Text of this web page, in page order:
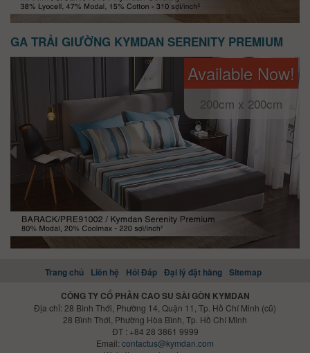
GA TRẢI GIƯỜNG KYMDAN SERENITY PREMIUM
Available Now!
200cm x 200cm
Trang chủ Liên hệ Hỏi Đáp Đại lý đặt hàng Sitemap
CÔNG TY CỔ PHẦN CAO SU SÀI GÒN KYMDAN
Địa chỉ: 28 Bình Thới, Phường 14, Quận 11, Tp. Hồ Chí Minh (cũ)
28 Bình Thới, Phường Hòa Bình, Tp. Hồ Chí Minh
ĐT : +84 28 3861 9999
Email: contactus@kymdan.com